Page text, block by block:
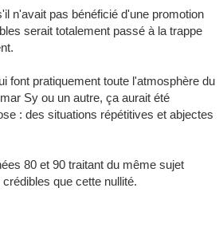
n'avait pas bénéficié d'une promotion
serait totalement passé à la trappe
font pratiquement toute l'atmosphère du
Sy ou un autre, ça aurait été
: des situations répétitives et abjectes
80 et 90 traitant du même sujet
que cette nullité.